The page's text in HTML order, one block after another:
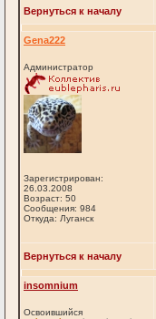
Вернуться к началу
Gena222
Администратор
Зарегистрирован:
26.03.2008
Возраст: 50
Сообщения: 984
Откуда: Луганск
Вернуться к началу
insomnium
Освоившийся